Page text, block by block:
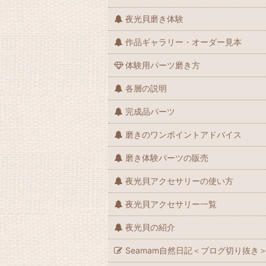
夜光貝磨き体験
作品ギャラリー・オーダー見本
体験用パーツ磨き方
各層の説明
完成品パーツ
磨きのワンポイントアドバイス
磨き体験パーツの販売
夜光貝アクセサリーの使い方
夜光貝アクセサリー一覧
夜光貝の紹介
Seamam自然日記＜ブログ切り抜き